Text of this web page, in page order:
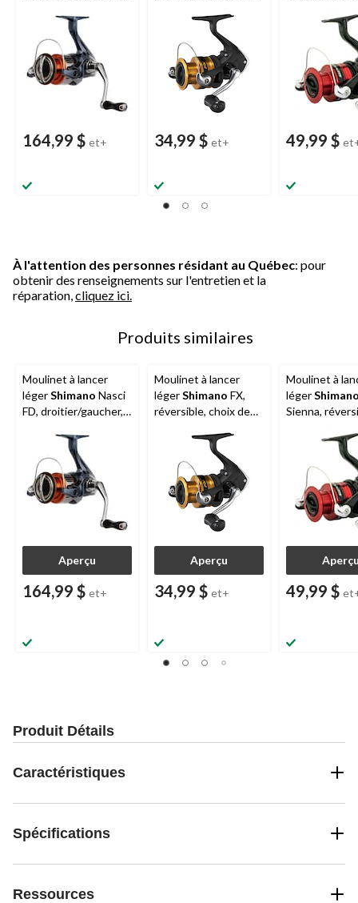
164,99 $ et+ 34,99 $ et+ 49,99 $
À l'attention des personnes résidant au Québec: pour
obtenir des renseignements sur l'entretien et la
réparation, cliquez ici.
Produits similaires
Moulinet à lancer
légerShimano Nasci
FD, droitier/gaucher,
Aperçu
164,99 $ et+
Moulinet à lancer
légerShimano FX,
réversible, choix de
Aperçu
34,99 $ et+
Moulinet à
léger
Sienna,
49,99 $
Produit Détails
Caractéristiques
Spécifications
Ressources